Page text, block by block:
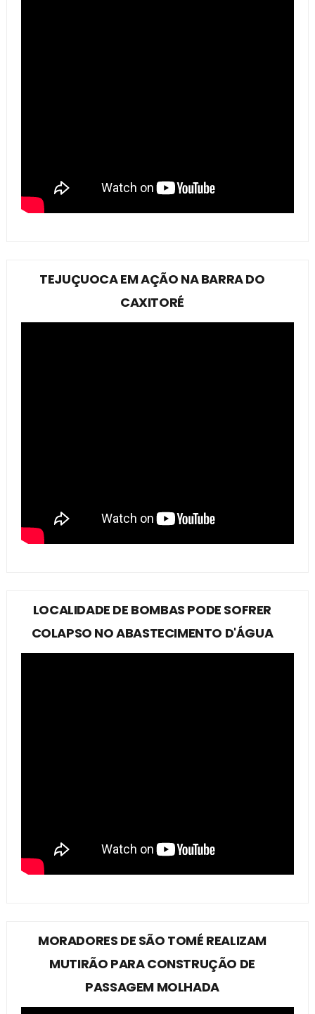
TEJUÇUOCA EM AÇÃO NA BARRA DO
CAXITORÉ
LOCALIDADE DE BOMBAS PODE SOFRER
COLAPSO NO ABASTECIMENTO D'ÁGUA
MORADORES DE SÃO TOMÉ REALIZAM
MUTIRÃO PARA CONSTRUÇÃO DE
PASSAGEM MOLHADA